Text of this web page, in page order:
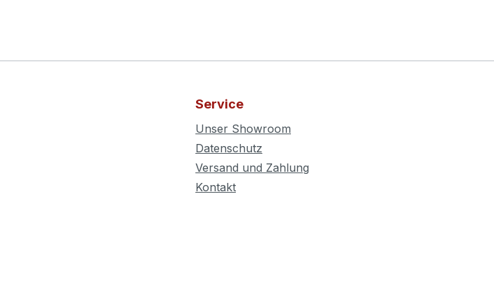
Service
Unser Showroom
Datenschutz
Versand und Zahlung
Kontakt